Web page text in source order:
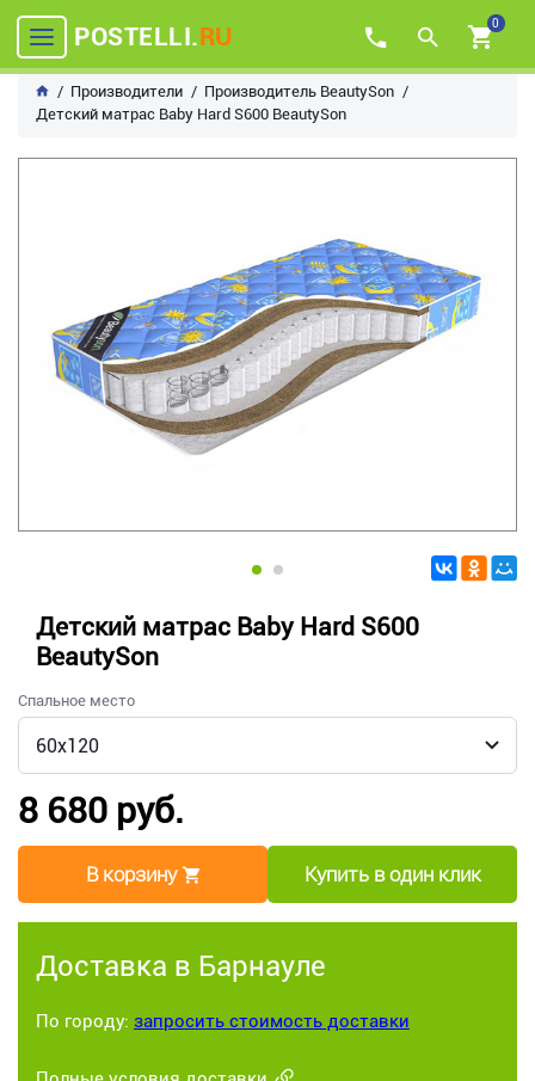
POSTELLI.RU 0
Производители
Производитель BeautySon
Детский матрас Baby Hard S600 BeautySon
Детский матрас Baby Hard S600
BeautySon
Спальное место
8 680 руб.
В корзину Купить в один клик
Доставка в Барнауле
По городу: запросить стоимость доставки